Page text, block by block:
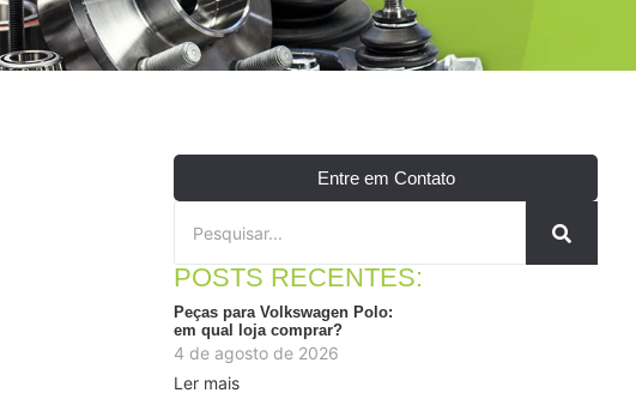
Entre em Contato
POSTS RECENTES:
Peças para Volkswagen Polo:
em qual loja comprar?
4 de agosto de 2026
Ler mais